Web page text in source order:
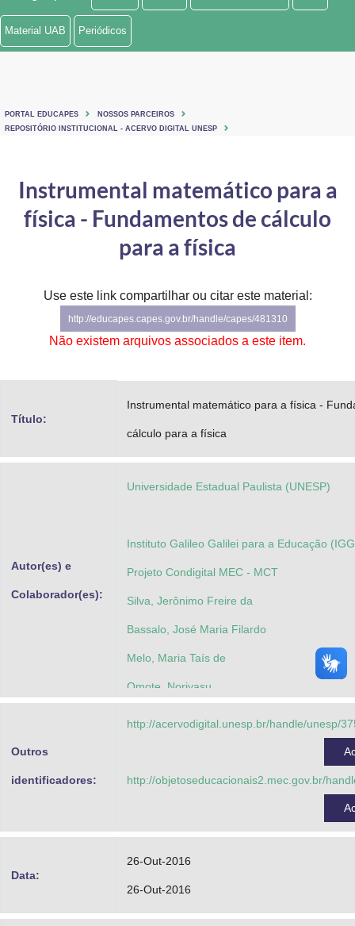
Ministério de Minas e Energia
Ministério do Turismo
Controladoria-Geral da União
Secretaria de Governo
Gabinete de Segurança Institucional
Material UAB Periódicos
PORTAL EDUCAPES
NOSSOS PARCEIROS
REPOSITÓRIO INSTITUCIONAL - ACERVO DIGITAL UNESP
Instrumental matemático para a
física - Fundamentos de cálculo
para a física
Use este link compartilhar ou citar este material:
http://educapes.capes.gov.br/handle/capes/481310
Não existem arquivos associados a este item.
Título:
Instrumental matemático para a física -
cálculo para a física
Autor(es) e
Colaborador(es):
Universidade Estadual Paulista (UNESP)
Instituto Galileo Galilei para a Educação
Projeto Condigital MEC - MCT
Silva, Jerônimo Freire da
Bassalo, José Maria Filardo
Melo, Maria Taís de
Omote, Noriyasu
Outros
identificadores:
http://acervodigital.unesp.br/handle/unesp/
http://objetoseducacionais2.mec.gov.br/
Data:
26-Out-2016
26-Out-2016